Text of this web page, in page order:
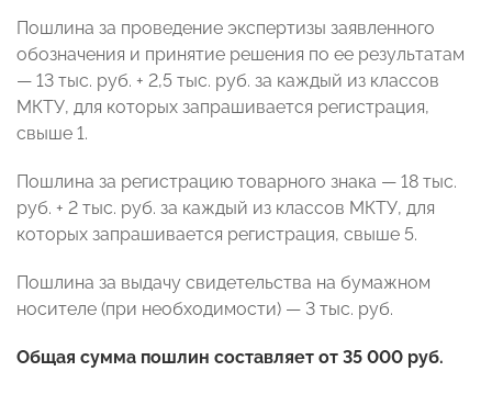
Пошлина за проведение экспертизы заявленного
обозначения и принятие решения по ее результатам
— 13 тыс. руб. + 2,5 тыс. руб. за каждый из классов
МКТУ, для которых запрашивается регистрация,
свыше 1.
Пошлина за регистрацию товарного знака — 18 тыс.
руб. + 2 тыс. руб. за каждый из классов МКТУ, для
которых запрашивается регистрация, свыше 5.
Пошлина за выдачу свидетельства на бумажном
носителе (при необходимости) — 3 тыс. руб.
Общая сумма пошлин составляет от 35 000 руб.